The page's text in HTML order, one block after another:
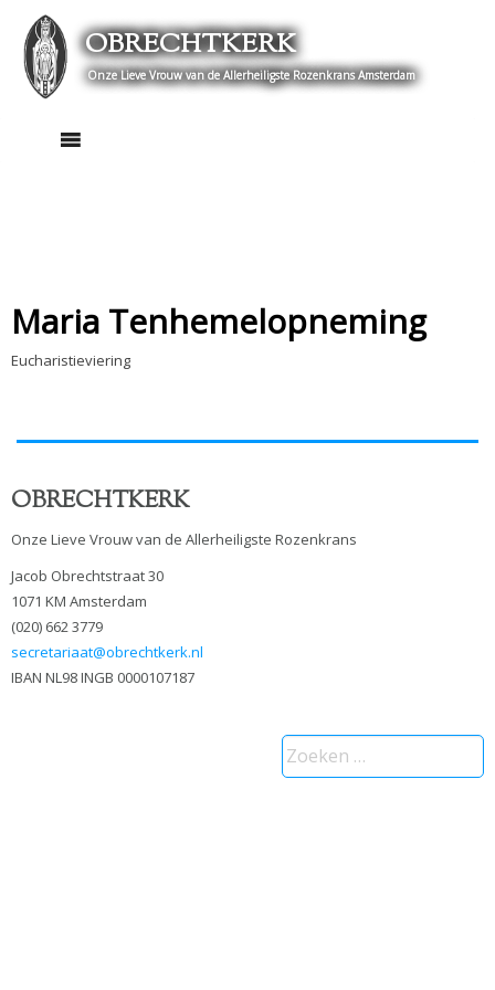
content
OBRECHTKERK
Onze Lieve Vrouw van de Allerheiligste Rozenkrans Amsterdam
Maria Tenhemelopneming
Eucharistieviering
OBRECHTKERK
Onze Lieve Vrouw van de Allerheiligste Rozenkrans
Jacob Obrechtstraat 30
1071 KM Amsterdam
(020) 662 3779
secretariaat@obrechtkerk.nl
IBAN NL98 INGB 0000107187
Zoeken
naar: